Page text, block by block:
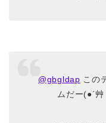
@gbgldap この
ムだー(●´